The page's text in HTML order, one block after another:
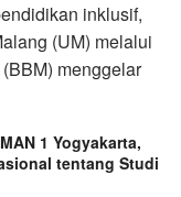
inklusif,
(UM) melalui
menggelar
1 Yogyakarta,
tentang Studi